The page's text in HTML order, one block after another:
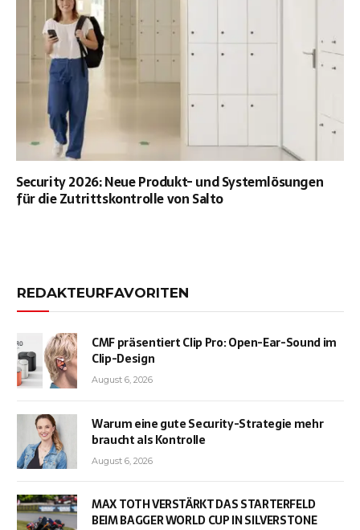
Security 2026: Neue Produkt- und Systemlösungen
für die Zutrittskontrolle von Salto
REDAKTEURFAVORITEN
CMF präsentiert Clip Pro: Open-Ear-Sound im
Clip-Design
August 6, 2026
Warum eine gute Security-Strategie mehr
braucht als Kontrolle
August 6, 2026
MAX TOTH VERSTÄRKT DAS STARTERFELD
BEIM BAGGER WORLD CUP IN SILVERSTONE